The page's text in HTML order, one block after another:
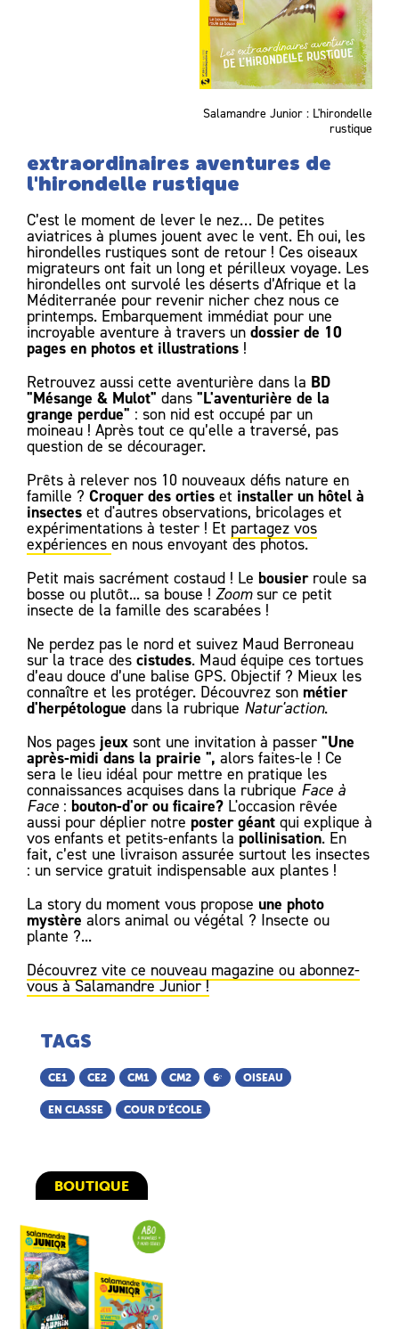
Salamandre Junior : L'hirondelle
rustique
extraordinaires aventures de
l'hirondelle rustique
C’est le moment de lever le nez… De petites
aviatrices à plumes jouent avec le vent. Eh oui, les
hirondelles rustiques sont de retour ! Ces oiseaux
migrateurs ont fait un long et périlleux voyage. Les
hirondelles ont survolé les déserts d’Afrique et la
Méditerranée pour revenir nicher chez nous ce
printemps. Embarquement immédiat pour une
incroyable aventure à travers un dossier de 10
pages en photos et illustrations !
Retrouvez aussi cette aventurière dans la BD
"Mésange & Mulot" dans "L'aventurière de la
grange perdue" : son nid est occupé par un
moineau ! Après tout ce qu’elle a traversé, pas
question de se décourager.
Prêts à relever nos 10 nouveaux défis nature en
famille ? Croquer des orties et installer un hôtel à
insectes et d'autres observations, bricolages et
expérimentations à tester ! Et partagez vos
expériences en nous envoyant des photos.
Petit mais sacrément costaud ! Le bousierroule sa
bosse ou plutôt... sa bouse ! Zoomsur ce petit
insecte de la famille des scarabées !
Ne perdez pas le nord et suivez Maud Berroneau
sur la trace des cistudes. Maud équipe ces tortues
d’eau douce d’une balise GPS. Objectif ? Mieux les
connaître et les protéger. Découvrez son métier
d'herpétologue dans la rubrique Natur'action.
Nos pages jeux sont une invitation à passer "Une
après-midi dans la prairie ", alors faites-le ! Ce
sera le lieu idéal pour mettre en pratique les
connaissances acquises dans la rubrique Face à
Face : bouton-d'or ou ficaire? L'occasion rêvée
aussi pour déplier notre poster géant qui explique à
vos enfants et petits-enfants la pollinisation. En
fait, c’est une livraison assurée surtout les insectes
: un service gratuit indispensable aux plantes !
La story du moment vous propose une photo
mystère alors animal ou végétal ? Insecte ou
plante ?...
Découvrez vite ce nouveau magazine ou abonnez-
vous à Salamandre Junior !
TAGS
CE1 CE2 CM1 CM2 6ᵉ OISEAU
EN CLASSE COUR D’ÉCOLE
BOUTIQUE